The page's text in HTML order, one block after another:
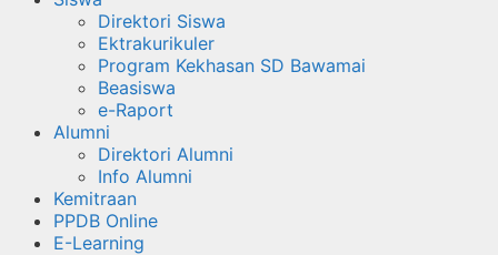
Direktori Siswa
Ektrakurikuler
Program Kekhasan SD Bawamai
Beasiswa
e-Raport
Alumni
Direktori Alumni
Info Alumni
Kemitraan
PPDB Online
E-Learning